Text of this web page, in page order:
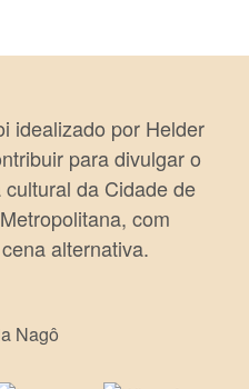
idealizado por Helder
para divulgar o
da Cidade de
com
alternativa.